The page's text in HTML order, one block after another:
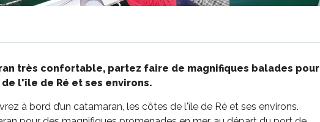
très confortable, partez faire de magnifiques balades pour
l'île de Ré et ses environs.
à bord d’un catamaran, les côtes de l'île de Ré et ses environs.